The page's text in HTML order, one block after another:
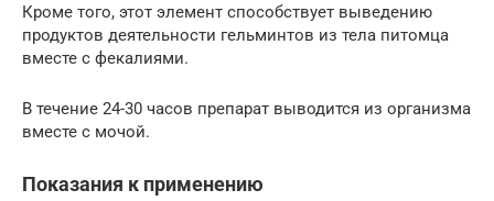
Кроме того, этот элемент способствует выведению
продуктов деятельности гельминтов из тела питомца
вместе с фекалиями.
В течение 24-30 часов препарат выводится из организма
вместе с мочой.
Показания к применению